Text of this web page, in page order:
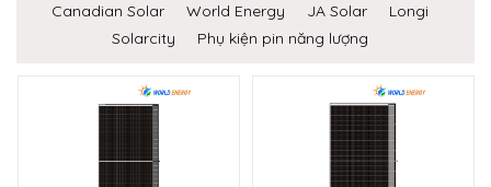
Canadian Solar
World Energy JA Solar
Longi
Solarcity
Phụ kiện pin năng lượng